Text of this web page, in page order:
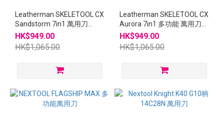
Leatherman SKELETOOL CX
Sandstorm 7in1 萬用刀
#833548
HK$949.00
HK$1,065.00
Leatherman SKELETOOL CX
Aurora 7in1 多功能 萬用刀
#833552
HK$949.00
HK$1,065.00